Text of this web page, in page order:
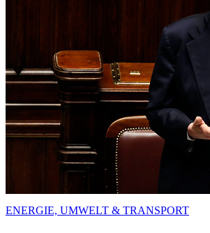
ENERGIE, UMWELT & TRANSPORT